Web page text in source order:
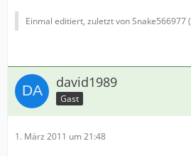
Einmal editiert, zuletzt von Snake566977 (
david1989
Gast
1. März 2011 um 21:48